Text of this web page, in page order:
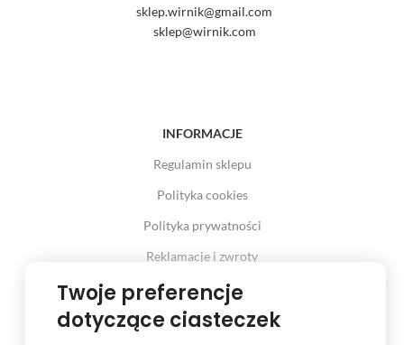
sklep.wirnik@gmail.com
sklep@wirnik.com
INFORMACJE
Regulamin sklepu
Polityka cookies
Polityka prywatności
Reklamacje i zwroty
Prawo odstąpienia od umowy
Twoje preferencje
dotyczące ciasteczek